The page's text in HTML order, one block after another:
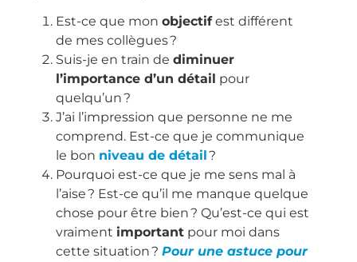
Est-ce que mon objectifest différent
de mes collègues ?
Suis-je en train de diminuer
l’importance d’un détail pour
quelqu’un ?
J’ai l’impression que personne ne me
comprend. Est-ce que je communique
le bon niveau de détail?
Pourquoi est-ce que je me sens mal à
l’aise ? Est-ce qu’il me manque quelque
chose pour être bien ? Qu’est-ce qui est
vraiment important pour moi dans
cette situation ? Pour une astuce pour